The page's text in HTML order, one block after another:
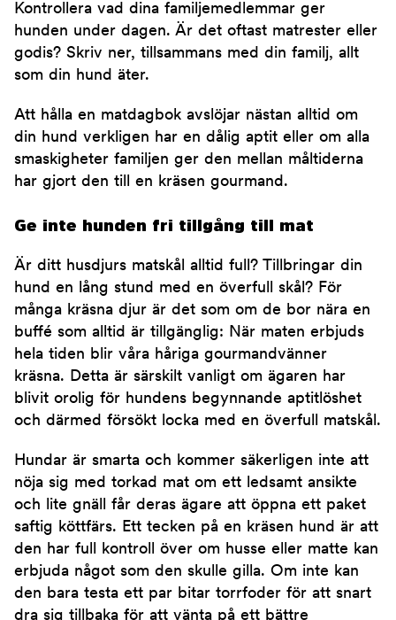
Kontrollera vad dina familjemedlemmar ger
hunden under dagen. Är det oftast matrester eller
godis? Skriv ner, tillsammans med din familj, allt
som din hund äter.
Att hålla en matdagbok avslöjar nästan alltid om
din hund verkligen har en dålig aptit eller om alla
smaskigheter familjen ger den mellan måltiderna
har gjort den till en kräsen gourmand.
Ge inte hunden fri tillgång till mat
Är ditt husdjurs matskål alltid full? Tillbringar din
hund en lång stund med en överfull skål? För
många kräsna djur är det som om de bor nära en
buffé som alltid är tillgänglig: När maten erbjuds
hela tiden blir våra håriga gourmandvänner
kräsna. Detta är särskilt vanligt om ägaren har
blivit orolig för hundens begynnande aptitlöshet
och därmed försökt locka med en överfull matskål.
Hundar är smarta och kommer säkerligen inte att
nöja sig med torkad mat om ett ledsamt ansikte
och lite gnäll får deras ägare att öppna ett paket
saftig köttfärs. Ett tecken på en kräsen hund är att
den har full kontroll över om husse eller matte kan
erbjuda något som den skulle gilla. Om inte kan
den bara testa ett par bitar torrfoder för att snart
dra sig tillbaka för att vänta på ett bättre